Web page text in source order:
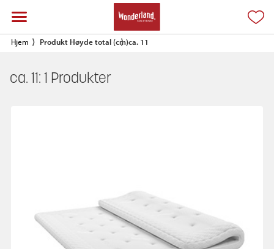
Hjem Produkt Høyde total (cm)ca. 11
ca. 11: 1 Produkter